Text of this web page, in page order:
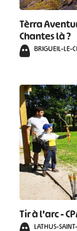
Tèrra
Chantes là ?
BRIGUEIL-LE-
Tir à l'arc -
LATHUS-